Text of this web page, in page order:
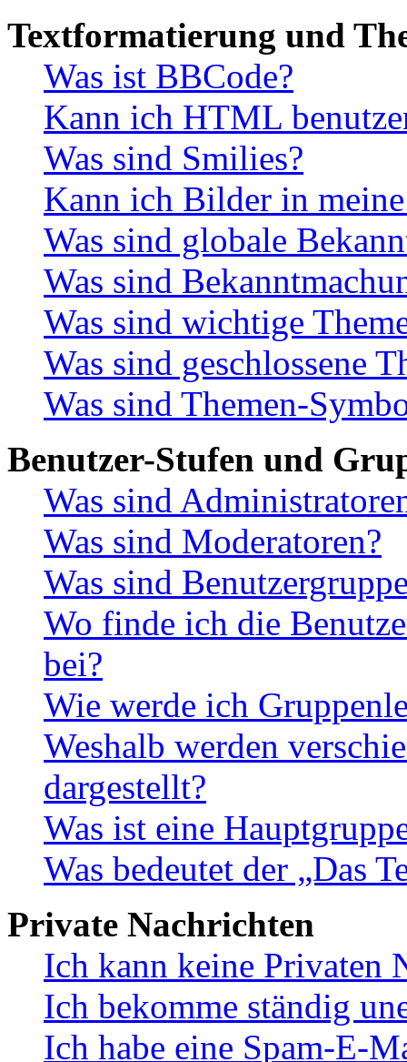
Textformatierung und
Was ist BBCode?
Kann ich HTML
Was sind Smilies?
Kann ich Bilder in
Was sind globale
Was sind
Was sind wichtige
Was sind geschlossene
Was sind Themen-
Benutzer-Stufen und
Was sind
Was sind Moderatoren?
Was sind
Wo finde ich die
bei?
Wie werde ich
Weshalb werden
dargestellt?
Was ist eine
Was bedeutet der „Das
Private Nachrichten
Ich kann keine Privaten
Ich bekomme ständig
Ich habe eine Spam-E-